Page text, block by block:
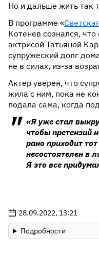
Но и дальше жить так
В программе «
Котенев сознался,
актрисой Татьяной
супружеский долг
не в силах, из-за
Актер уверен, что
жила с ним, пока не
подала сама, когда
«Я уже стал
чтобы претензий
рано приходит
несостоятелен в
Я это все
28.09.2022, 13:21
Подробности